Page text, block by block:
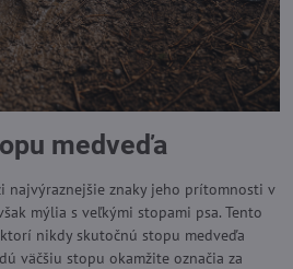
medveďa
najvýraznejšie znaky jeho prítomnosti v
mýlia s veľkými stopami psa. Tento
nikdy skutočnú stopu medveďa
väčšiu stopu okamžite označia za